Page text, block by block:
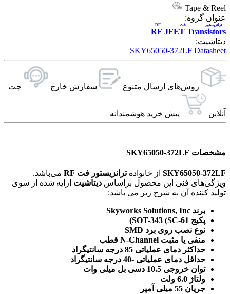
Tape & Reel
عنوان گروه:
RF JFET Transistors
ترانزیستور فت RF
دیتاشیت:
SKY65050-372LF Datasheet
روش‌های ارسال‌ متنوع سفارش خارج چت
آنلاین پیش خرید هوشمندانه
مشخصات SKY65050-372LF
SKY65050-372LF از خانوادهترانزیستور فت RF
می‌باشد.
ویژگی‌های فنی این محصول براساس دیتاشیت ارایه شده از سوی
تولید کننده آن به شرح زیر می باشد:
برند Skyworks Solutions, Inc
پکیج SOT-343 (SC-61)
نوع نصب روی برد SMD
منفی یا مثبت N-Channel قطب
حداکثر دمای عملیاتی 85 درجه سانتیگراد
حداقل دمای عملیاتی -40 درجه سانتیگراد
توان خروجی 10.5 دسی بل میلی وات
ولتاژ 6.0 ولت
جریان 55 میلی آمپر